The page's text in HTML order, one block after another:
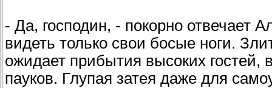
- Да, господин, - покорно отвечает
видеть только свои босые ноги.
ожидает прибытия высоких гостей,
пауков. Глупая затея даже для